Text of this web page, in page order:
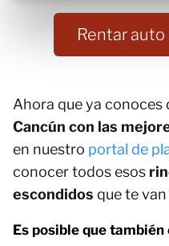
Rentar
Ahora que ya conoces
Cancún con las
en nuestro portal de
conocer todos esos
escondidos que te
Es posible que